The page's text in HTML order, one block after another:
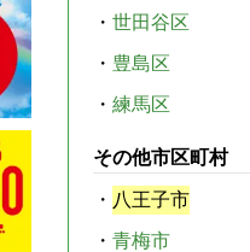
・ 世田谷区
・ 豊島区
・ 練馬区
その他市区町村
・ 八王子市
・ 青梅市